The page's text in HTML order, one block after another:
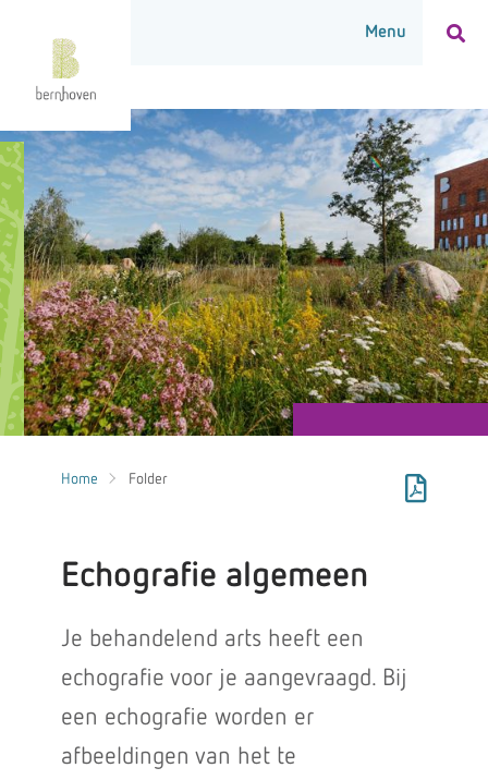
Home Folder
Echografie algemeen
Je behandelend arts heeft een
echografie voor je aangevraagd. Bij
een echografie worden er
afbeeldingen van het te